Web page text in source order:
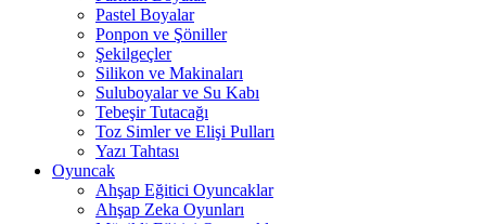
Pastel Boyalar
Ponpon ve Şöniller
Şekilgeçler
Silikon ve Makinaları
Suluboyalar ve Su Kabı
Tebeşir Tutacağı
Toz Simler ve Elişi Pulları
Yazı Tahtası
Oyuncak
Ahşap Eğitici Oyuncaklar
Ahşap Zeka Oyunları